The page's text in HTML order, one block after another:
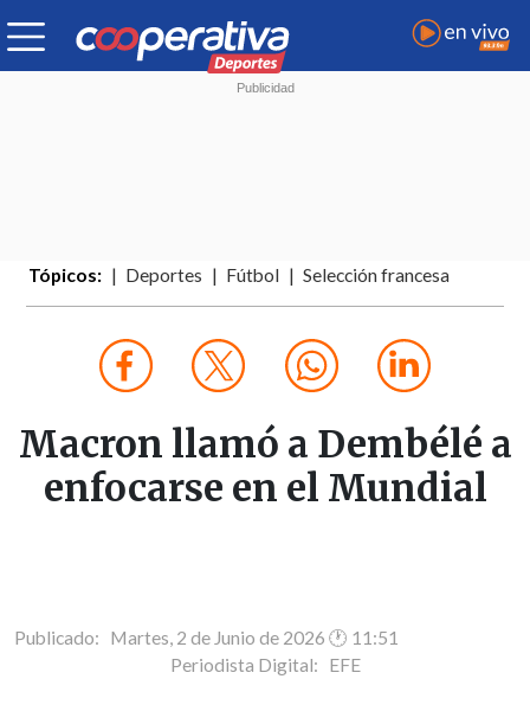
Tópicos: Deportes Fútbol Selección francesa
Macron llamó a Dembélé a
enfocarse en el Mundial
Publicado: Martes, 2 de Junio de 2026 🕐 11:51
Periodista Digital: EFE